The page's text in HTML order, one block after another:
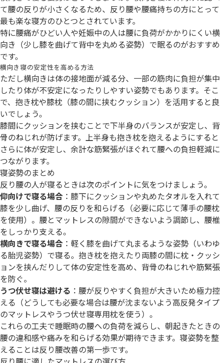
て腰の反りが小さくなるため、反り腰や腰痛持ちの方にとって
最も楽な寝方のひとつとされています。
特に腰痛がひどい人や妊娠中の人は腰に負荷がかかりにくい横
向き（少し膝を曲げて背中を丸める姿勢）で眠るのがおすすめ
です。
横向き寝の安定性を高める方法
ただし横向きは体の接地面が減る分、一部の筋肉に負担が集中
したり体が不安定になったりしやすい姿勢でもあります。そこ
で、抱き枕や膝枕（膝の間に挟むクッション）を活用すると良
いでしょう。
膝間にクッションを挟むことで下半身のバランスが安定し、背
骨のねじれが防げます。上半身も抱き枕を抱えるようにすると
さらに体が安定し、余計な筋緊張がほぐれて腰への負担軽減に
つながります。
寝姿勢のまとめ
反り腰の人が寝るときは次のポイントに気をつけましょう。
仰向けで寝る場合 ：膝下にクッションや丸めたタオルを入れて
膝を少し曲げ、腰の反りを和らげる（必要に応じて薄手の腰枕
を使用）。腰とマットレスの隙間ができないよう調節し、腰椎
をしっかり支える。
横向きで寝る場合 ：軽く膝を曲げて丸まるような姿勢（いわゆ
る胎児姿勢）で寝る。抱き枕を抱えたり両膝の間に枕・クッシ
ョンを挟んだりして体の安定性を高め、背骨のねじれや筋緊張
を防ぐ。
うつ伏せ寝は避ける ：腰が反りやすく負担が大きいため極力控
える（どうしても必要な場合は腰が沈まないよう高反発タイプ
のマットレスやうつ伏せ寝専用枕を使う）。
これらの工夫で睡眠時の腰への負荷を減らし、朝起きたときの
腰の違和感や痛みを和らげる効果が期待できます。寝姿勢を整
えることは反り腰改善の第一歩です。